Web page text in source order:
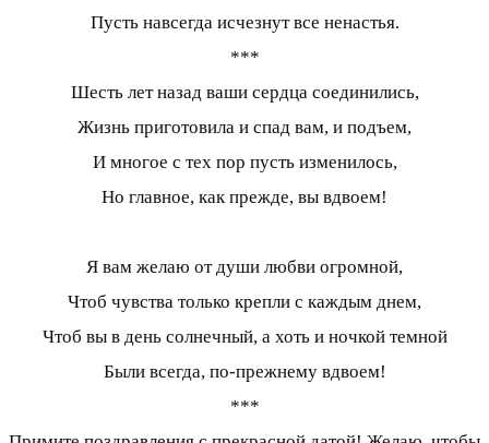
Пусть навсегда исчезнут все ненастья.
***
Шесть лет назад ваши сердца соединились,
Жизнь приготовила и спад вам, и подъем,
И многое с тех пор пусть изменилось,
Но главное, как прежде, вы вдвоем!
Я вам желаю от души любви огромной,
Чтоб чувства только крепли с каждым днем,
Чтоб вы в день солнечный, а хоть и ночкой темной
Были всегда, по-прежнему вдвоем!
***